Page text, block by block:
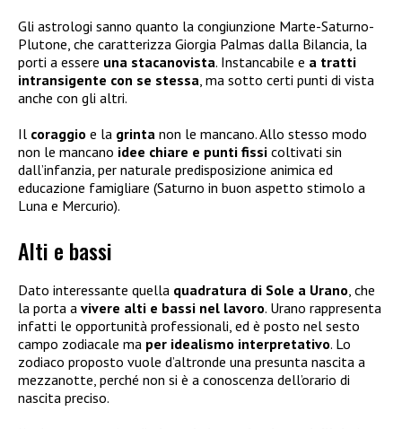
Gli astrologi sanno quanto la congiunzione Marte-Saturno-
Plutone, che caratterizza Giorgia Palmas dalla Bilancia, la
porti a essere una stacanovista. Instancabile e a tratti
intransigente con se stessa , ma sotto certi punti di vista
anche con gli altri.
Il coraggio e la grinta non le mancano. Allo stesso modo
non le mancano idee chiare e punti fissi coltivati sin
dall’infanzia, per naturale predisposizione animica ed
educazione famigliare (Saturno in buon aspetto stimolo a
Luna e Mercurio).
Alti e bassi
Dato interessante quella quadratura di Sole a Urano, che
la porta a vivere alti e bassi nel lavoro. Urano rappresenta
infatti le opportunità professionali, ed è posto nel sesto
campo zodiacale ma per idealismo interpretativo. Lo
zodiaco proposto vuole d’altronde una presunta nascita a
mezzanotte, perché non si è a conoscenza dell’orario di
nascita preciso.